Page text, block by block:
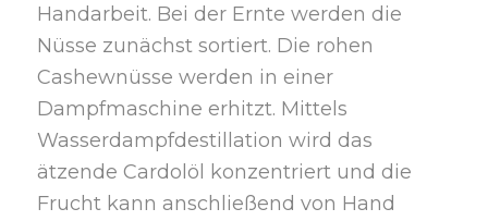
Handarbeit. Bei der Ernte werden die
Nüsse zunächst sortiert. Die rohen
Cashewnüsse werden in einer
Dampfmaschine erhitzt. Mittels
Wasserdampfdestillation wird das
ätzende Cardolöl konzentriert und die
Frucht kann anschließend von Hand